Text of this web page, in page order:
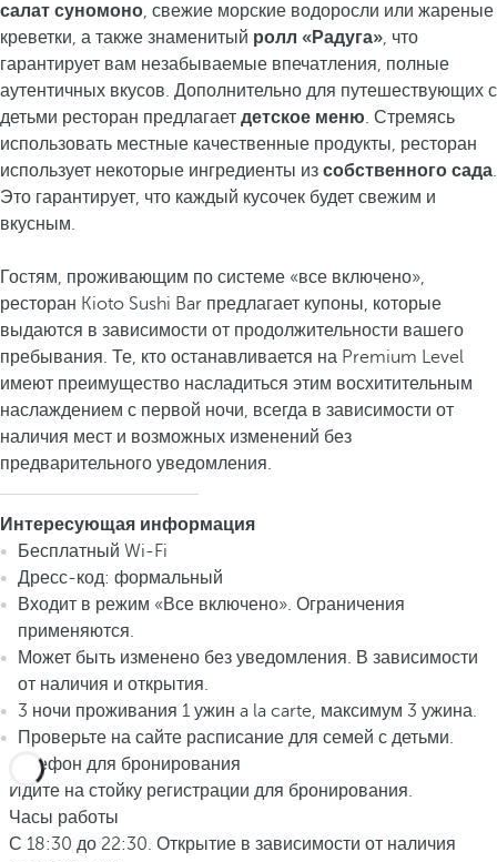
салат суномоно, свежие морские водоросли или жареные
креветки, а также знаменитый ролл «Радуга», что
гарантирует вам незабываемые впечатления, полные
аутентичных вкусов. Дополнительно для путешествующих с
детьми ресторан предлагает детское меню. Стремясь
использовать местные качественные продукты, ресторан
использует некоторые ингредиенты из собственного сада.
Это гарантирует, что каждый кусочек будет свежим и
вкусным.
Гостям, проживающим по системе «все включено»,
ресторан Kioto Sushi Bar предлагает купоны, которые
выдаются в зависимости от продолжительности вашего
пребывания. Те, кто останавливается на Premium Level
имеют преимущество насладиться этим восхитительным
наслаждением с первой ночи, всегда в зависимости от
наличия мест и возможных изменений без
предварительного уведомления.
Интересующая информация
Бесплатный Wi-Fi
Дресс-код: формальный
Входит в режим «Все включено». Ограничения
применяются.
Может быть изменено без уведомления. В зависимости
от наличия и открытия.
3 ночи проживания 1 ужин a la carte, максимум 3 ужина.
Проверьте на сайте расписание для семей с детьми.
Телефон для бронирования
Идите на стойку регистрации для бронирования.
Часы работы
С 18:30 до 22:30. Открытие в зависимости от наличия